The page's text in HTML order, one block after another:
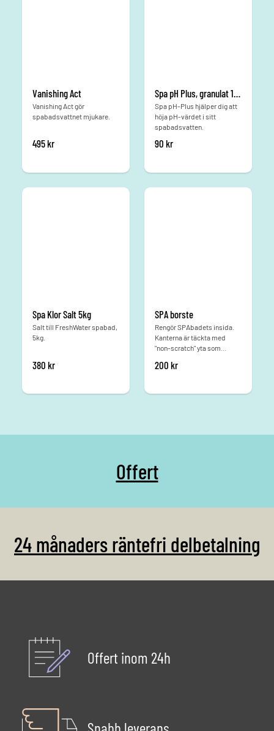
Vanishing Act
Vanishing Act gör
spabadsvattnet mjukare.
495kr
Spa pH Plus, granulat 1 kg
Spa pH-Plus hjälper dig att
höja pH-värdet i sitt
spabadsvatten.
90 kr
Spa Klor Salt 5kg
Salt till FreshWater spabad,
5kg.
380 kr
SPA borste
Rengör SPAbadets insida.
Kanterna är täckta med
"non-scratch" yta som
200 kr
Offert
24 månaders räntefri delbetalning
Offert inom 24h